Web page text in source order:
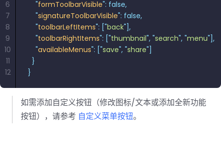
    "
formToolbarVisible": false,
    "
signatureToolbarVisible": false,
    "
toolbarLeftItems": ["back" ],
    "
toolbarRightItems": ["thumbnail", "search", "menu" ],
    "
availableMenus": ["save", "share"
  }
}
6
7
8
9
10
11
12
如需添加自定义按钮（修改图标/文本或添加全新功能
按钮），请参考 自定义菜单按钮。